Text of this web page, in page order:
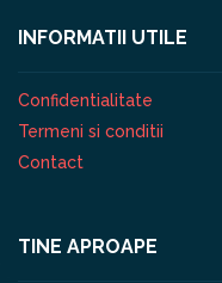
INFORMATII UTILE
Confidentialitate
Termeni si conditii
Contact
TINE APROAPE